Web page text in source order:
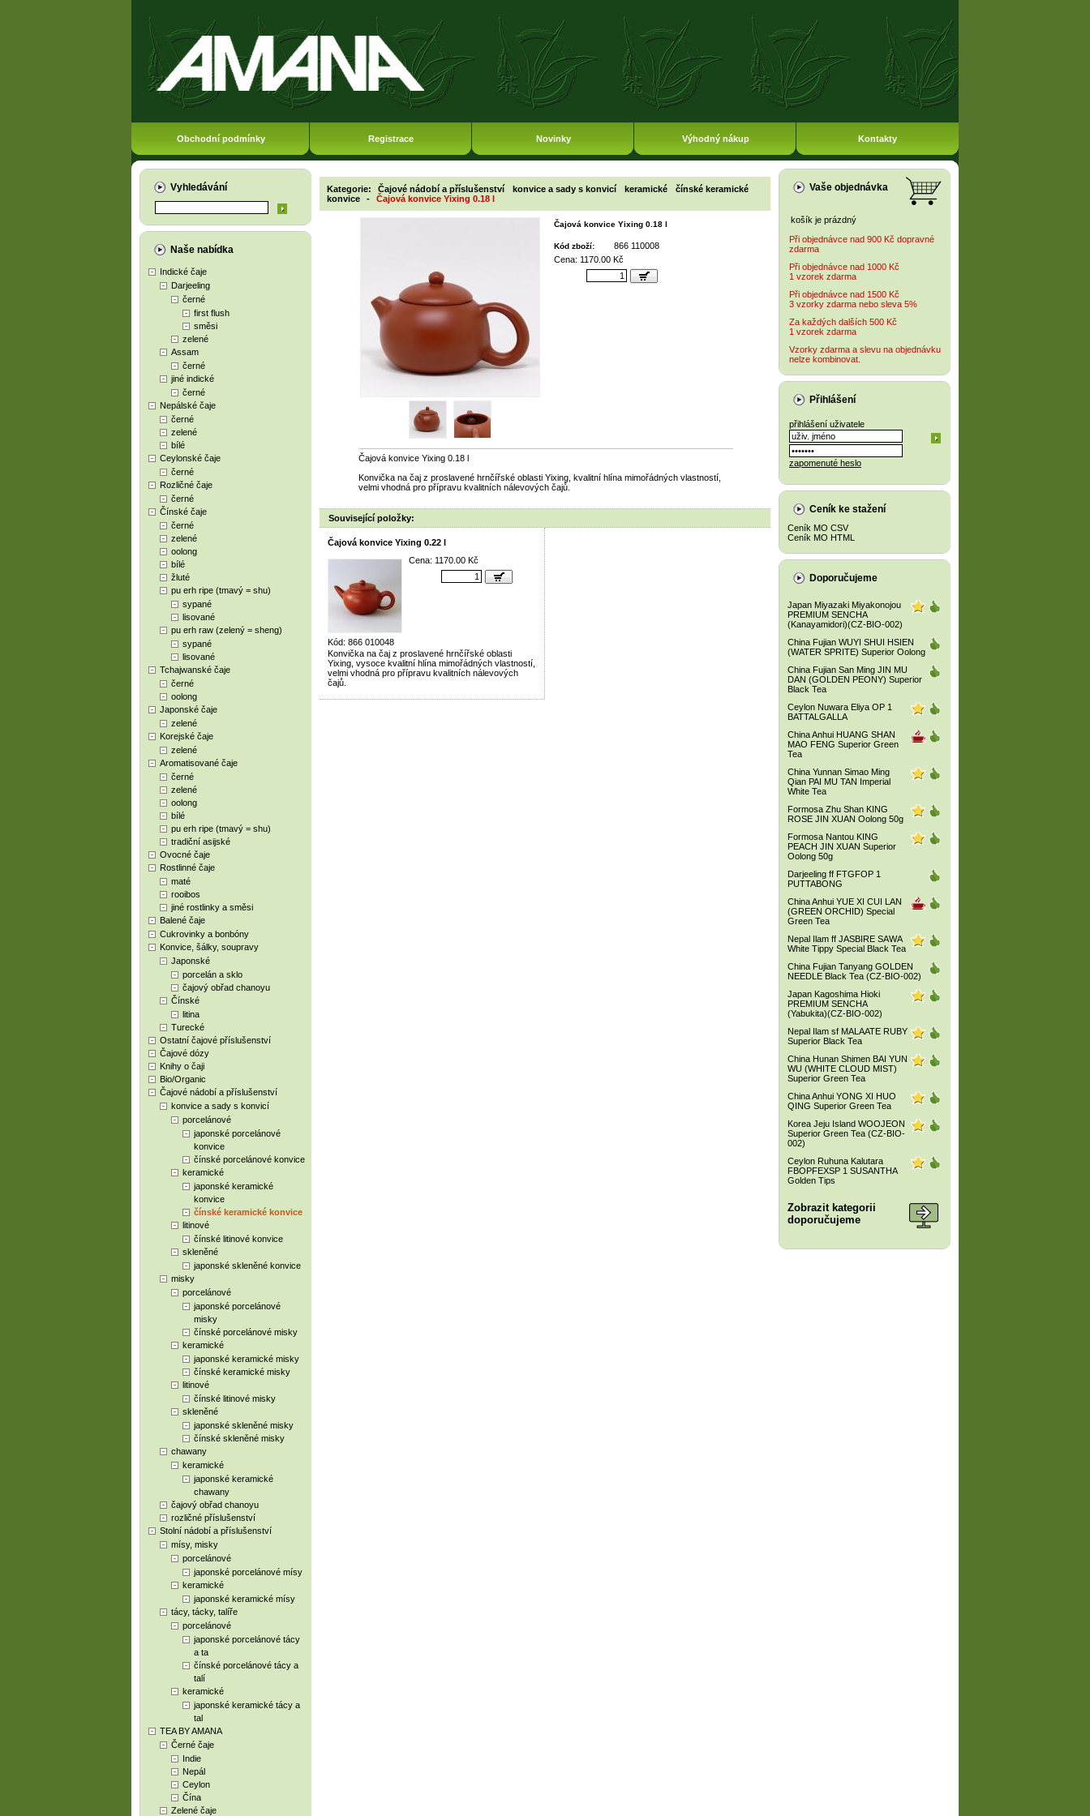
Obchodní podmínky Registrace Novinky Výhodný nákup Kontakty
Vyhledávání
Naše nabídka
Indické čaje
Darjeeling
černé
first flush
směsi
zelené
Assam
černé
jiné indické
černé
Nepálské čaje
černé
zelené
bílé
Ceylonské čaje
černé
Rozličné čaje
černé
Čínské čaje
černé
zelené
oolong
bílé
žluté
pu erh ripe (tmavý = shu)
sypané
lisované
pu erh raw (zelený = sheng)
sypané
lisované
Tchajwanské čaje
černé
oolong
Japonské čaje
zelené
Korejské čaje
zelené
Aromatisované čaje
černé
zelené
oolong
bílé
pu erh ripe (tmavý = shu)
tradiční asijské
Ovocné čaje
Rostlinné čaje
maté
rooibos
jiné rostlinky a směsi
Balené čaje
Cukrovinky a bonbóny
Konvice, šálky, soupravy
Japonské
porcelán a sklo
čajový obřad chanoyu
Čínské
litina
Turecké
Ostatní čajové příslušenství
Čajové dózy
Knihy o čaji
Bio/Organic
Čajové nádobí a příslušenství
konvice a sady s konvicí
porcelánové
japonské porcelánové
konvice
čínské porcelánové konvice
keramické
japonské keramické
konvice
čínské keramické konvice
litinové
čínské litinové konvice
skleněné
japonské skleněné konvice
misky
porcelánové
japonské porcelánové
misky
čínské porcelánové misky
keramické
japonské keramické misky
čínské keramické misky
litinové
čínské litinové misky
skleněné
japonské skleněné misky
čínské skleněné misky
chawany
keramické
japonské keramické
chawany
čajový obřad chanoyu
rozličné příslušenství
Stolní nádobí a příslušenství
mísy, misky
porcelánové
japonské porcelánové mísy
keramické
japonské keramické mísy
tácy, tácky, talíře
porcelánové
japonské porcelánové tácy
a ta
čínské porcelánové tácy a
talí
keramické
japonské keramické tácy a
tal
TEA BY AMANA
Černé čaje
Indie
Nepál
Ceylon
Čína
Zelené čaje
Kategorie: Čajové nádobí a příslušenství konvice a sady s konvicí keramické
čínské keramické
konvice
- Čajová konvice Yixing 0.18 l
Čajová konvice Yixing 0.18 l
Kód zboží:
866 110008
Cena: 1170.00 Kč
Čajová konvice Yixing 0.18 l
Konvička na čaj z proslavené hrnčířské oblasti Yixing, kvalitní hlína mimořádných vlastností,
velmi vhodná pro přípravu kvalitních nálevových čajů.
Související položky:
Čajová konvice Yixing 0.22 l
Kód: 866 010048
Cena: 1170.00 Kč
Konvička na čaj z proslavené hrnčířské oblasti
Yixing, vysoce kvalitní hlína mimořádných vlastností,
velmi vhodná pro přípravu kvalitních nálevových
čajů.
Vaše objednávka
košík je prázdný
Při objednávce nad 900 Kč dopravné
zdarma
Při objednávce nad 1000 Kč
1 vzorek zdarma
Při objednávce nad 1500 Kč
3 vzorky zdarma nebo sleva 5%
Za každých dalších 500 Kč
1 vzorek zdarma
Vzorky zdarma a slevu na objednávku
nelze kombinovat.
Přihlášení
přihlášení uživatele
zapomenuté heslo
Ceník ke stažení
Ceník MO CSV
Ceník MO HTML
Doporučujeme
Japan Miyazaki Miyakonojou
PREMIUM SENCHA
(Kanayamidori)(CZ-BIO-002)
China Fujian WUYI SHUI HSIEN
(WATER SPRITE) Superior Oolong
China Fujian San Ming JIN MU
DAN (GOLDEN PEONY) Superior
Black Tea
Ceylon Nuwara Eliya OP 1
BATTALGALLA
China Anhui HUANG SHAN
MAO FENG Superior Green
Tea
China Yunnan Simao Ming
Qian PAI MU TAN Imperial
White Tea
Formosa Zhu Shan KING
ROSE JIN XUAN Oolong 50g
Formosa Nantou KING
PEACH JIN XUAN Superior
Oolong 50g
Darjeeling ff FTGFOP 1
PUTTABONG
China Anhui YUE XI CUI LAN
(GREEN ORCHID) Special
Green Tea
Nepal Ilam ff JASBIRE SAWA
White Tippy Special Black Tea
China Fujian Tanyang GOLDEN
NEEDLE Black Tea (CZ-BIO-002)
Japan Kagoshima Hioki
PREMIUM SENCHA
(Yabukita)(CZ-BIO-002)
Nepal Ilam sf MALAATE RUBY
Superior Black Tea
China Hunan Shimen BAI YUN
WU (WHITE CLOUD MIST)
Superior Green Tea
China Anhui YONG XI HUO
QING Superior Green Tea
Korea Jeju Island WOOJEON
Superior Green Tea (CZ-BIO-
002)
Ceylon Ruhuna Kalutara
FBOPFEXSP 1 SUSANTHA
Golden Tips
Zobrazit kategorii
doporučujeme